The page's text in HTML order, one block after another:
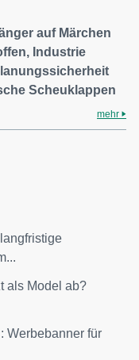
auf Märchen
Industrie
Scheuklappen
mehr
als Model ab?
Werbebanner für